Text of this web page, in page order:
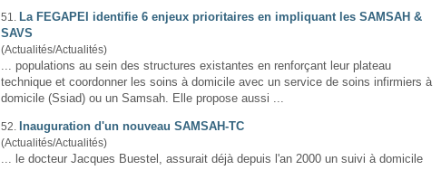
51.
La FEGAPEI identifie 6 enjeux prioritaires en impliquant les SAMSAH &
SAVS
(Actualités/Actualités)
... populations au sein des structures existantes en renforçant leur plateau
technique et coordonner les soins à domicile avec un service de soins infirmiers à
domicile (Ssiad) ou un Samsah. Elle propose aussi ...
52. Inauguration d'un nouveau SAMSAH-TC
(Actualités/Actualités)
... le docteur Jacques Buestel, assurait déjà depuis l'an 2000 un suivi à domicile